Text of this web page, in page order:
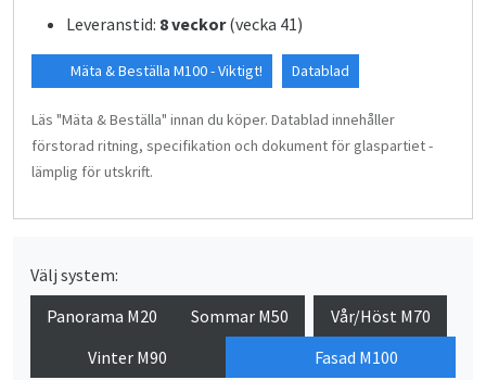
Leveranstid: 8 veckor(vecka 41)
Mäta & Beställa M100 - Viktigt! Datablad
Läs "Mäta & Beställa" innan du köper. Datablad innehåller
förstorad ritning, specifikation och dokument för glaspartiet -
lämplig för utskrift.
Välj system:
Panorama M20
Sommar M50
Vår/Höst M70
Vinter M90
Fasad M100